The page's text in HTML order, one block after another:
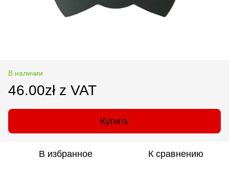
В наличии
46.00zł z VAT
Купить
В избранное К сравнению